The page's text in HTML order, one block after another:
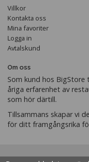
Villkor
Kontakta oss
Mina favoriter
Logga in
Avtalskund
Om oss
Som kund hos BigStore
åriga erfarenhet av
som hör därtill.
Tillsammans skapar vi
för ditt framgångsrika